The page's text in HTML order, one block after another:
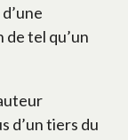
tel qu’un
d’un tiers du